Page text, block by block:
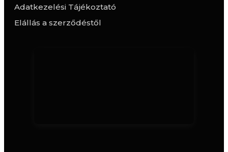
Adatkezelési Tájékoztató
Elállás a szerződéstől